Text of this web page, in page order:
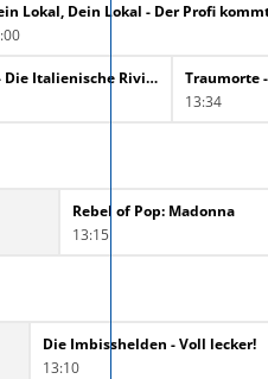
Lokal, Dein Lokal - Der Profi
Traumorte - Die Italienische Riviera
Traumorte
13:34
Rebel of Pop: Madonna
13:15
Die Imbisshelden - Voll lecker!
13:10